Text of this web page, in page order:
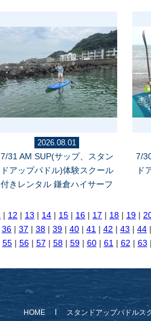
2026.08.01
7/31 AM SUP(サップ、スタン
ドアップパドル)体験スクール
付きレンタル 鎌倉ハイサーフ
7/
ド
| 12 | 13 | 14 | 15 | 16 | 17 | 18 | 19 |
36 | 37 | 38 | 39 | 40 | 41 | 42 | 43 | 44 |
55| 56| 57 | 58| 59| 60| 61 | 62 | 63 |
HOME スタンドアップパドルス